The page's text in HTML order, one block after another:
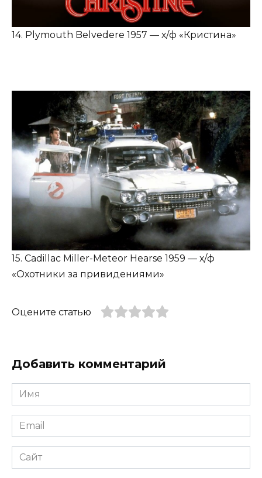
14. Plymouth Belvedere 1957 — х/ф «Кристина»
15. Cadillac Miller-Meteor Hearse 1959 — х/ф
«Охотники за привидениями»
Оцените статью
Добавить комментарий
Имя
*
Email
*
Сайт